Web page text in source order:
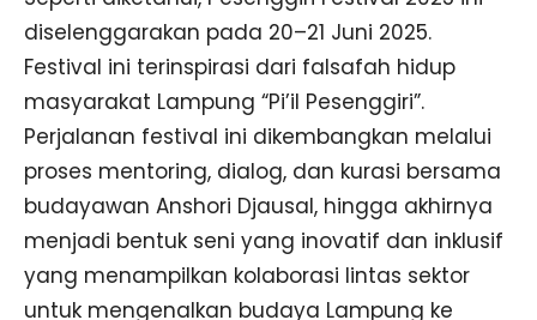
diselenggarakan pada 20–21 Juni 2025.
Festival ini terinspirasi dari falsafah hidup
masyarakat Lampung “Pi’il Pesenggiri”.
Perjalanan festival ini dikembangkan melalui
proses mentoring, dialog, dan kurasi bersama
budayawan Anshori Djausal, hingga akhirnya
menjadi bentuk seni yang inovatif dan inklusif
yang menampilkan kolaborasi lintas sektor
untuk mengenalkan budaya Lampung ke